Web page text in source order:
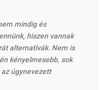
mindig és
hiszen vannak
alternatívák. Nem is
kényelmesebb, sok
úgynevezett